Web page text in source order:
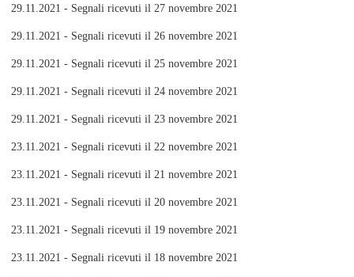
29.11.2021 - Segnali ricevuti il 27 novembre 2021
29.11.2021 - Segnali ricevuti il 26 novembre 2021
29.11.2021 - Segnali ricevuti il 25 novembre 2021
29.11.2021 - Segnali ricevuti il 24 novembre 2021
29.11.2021 - Segnali ricevuti il 23 novembre 2021
23.11.2021 - Segnali ricevuti il 22 novembre 2021
23.11.2021 - Segnali ricevuti il 21 novembre 2021
23.11.2021 - Segnali ricevuti il 20 novembre 2021
23.11.2021 - Segnali ricevuti il 19 novembre 2021
23.11.2021 - Segnali ricevuti il 18 novembre 2021